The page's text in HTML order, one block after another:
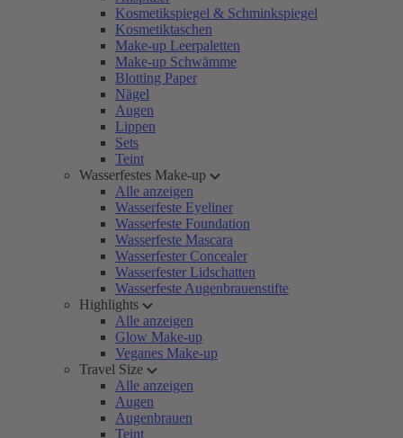
Kosmetikspiegel & Schminkspiegel
Kosmetiktaschen
Make-up Leerpaletten
Make-up Schwämme
Blotting Paper
Nägel
Augen
Lippen
Sets
Teint
Wasserfestes Make-up
Alle anzeigen
Wasserfeste Eyeliner
Wasserfeste Foundation
Wasserfeste Mascara
Wasserfester Concealer
Wasserfester Lidschatten
Wasserfeste Augenbrauenstifte
Highlights
Alle anzeigen
Glow Make-up
Veganes Make-up
Travel Size
Alle anzeigen
Augen
Augenbrauen
Teint